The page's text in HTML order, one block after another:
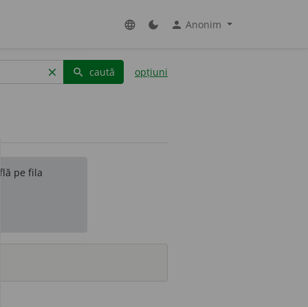
language dark_mode person Anonim
clear search caută opțiuni
pe fila